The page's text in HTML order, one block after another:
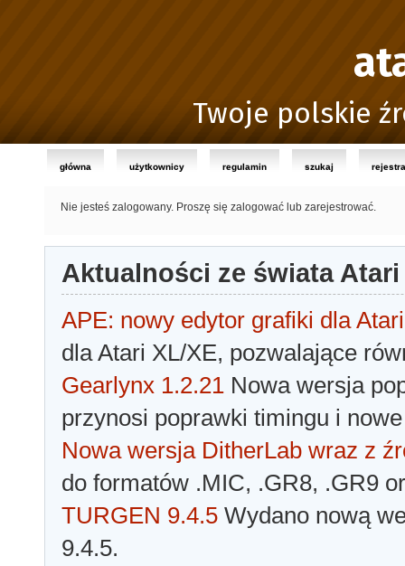
Twoje polskie
główna użytkownicy regulamin szukaj
Nie jesteś zalogowany. Proszę się zalogować lub zarejestrować.
Aktualności ze świata Atari
APE: nowy edytor grafiki dla Atari
dla Atari XL/XE, pozwalające
Gearlynx 1.2.21 Nowa wersja
przynosi poprawki timingu i
Nowa wersja DitherLab wraz z
do formatów .MIC, .GR8, .GR9
TURGEN 9.4.5 Wydano nową
9.4.5.